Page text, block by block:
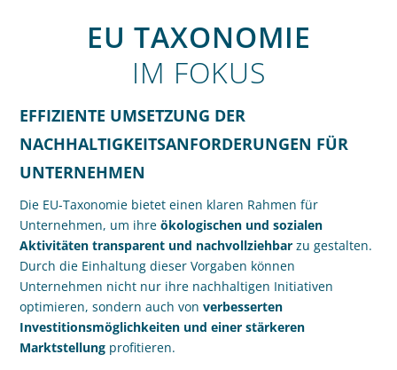
EU TAXONOMIE
IM FOKUS
EFFIZIENTE UMSETZUNG DER
NACHHALTIGKEITS­ANFORDER­UNGEN FÜR
UNTERNEHMEN
Die EU-Taxonomie bietet einen klaren Rahmen für
Unternehmen, um ihreökologischen und sozialen
Aktivitäten transparent und nachvollziehbar zu gestalten.
Durch die Einhaltung dieser Vorgaben können
Unternehmen nicht nur ihre nachhaltigen Initiativen
optimieren, sondern auch vonverbesserten
Investitionsmöglichkeiten und einer stärkeren
Marktstellung profitieren.